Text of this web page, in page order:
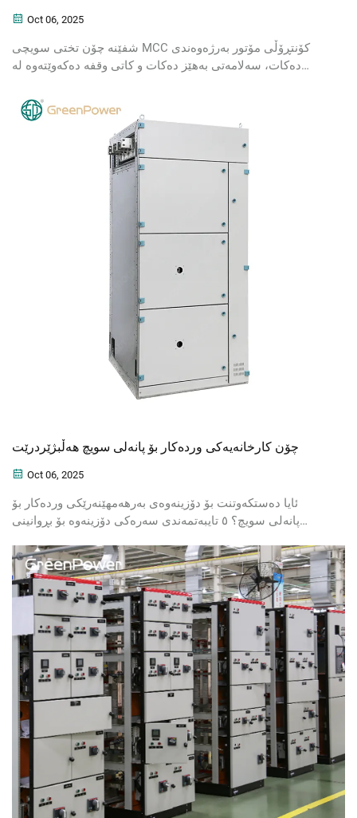
Oct 06, 2025
شفێنە چۆن تختی سویچی MCC کۆنتڕۆڵی مۆتور بەرژەوەندی
دەکات، سەلامەتی بەهێز دەکات و کاتی وقفە دەکەوێتەوە لە
و ئەنجامدانی شێوازی باشترین کارلێک بۆ بەردەستکردنی مۆتور.
چۆن کارخانەیەکی وردەکار بۆ پانەلی سویچ هەڵبژێردرێت
Oct 06, 2025
ئایا دەستکەوتنت بۆ دۆزینەوەی بەرهەمھێنەرێکی وردەکار بۆ
پانەلی سویچ؟ ٥ تایبەتمەندی سەرەکی دۆزینەوە بۆ بڕوانینی
هەڵبژاردنی خۆت بەخۆرایی وەرگرت